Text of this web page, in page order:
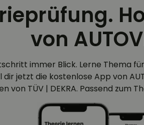
von
immer Blick. Lerne Thema
jetzt die kostenlose App von
von TÜV | DEKRA. Passend zum